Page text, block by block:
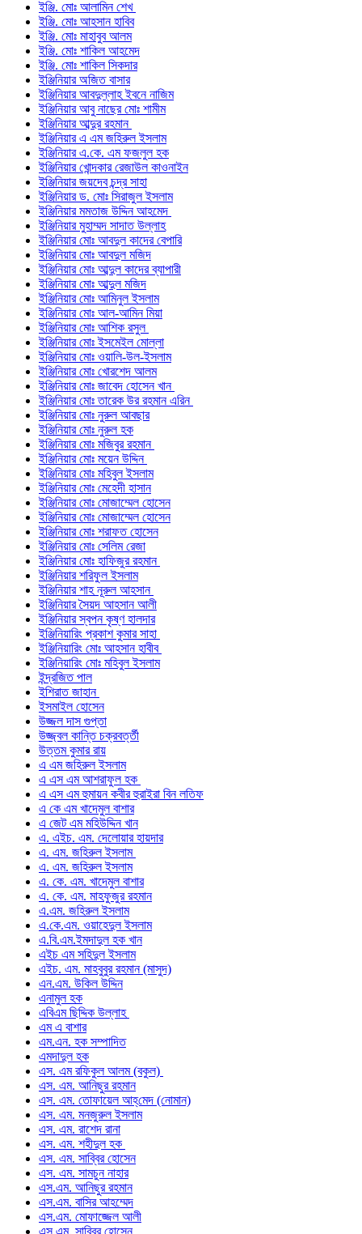
ইঞ্জি. মোঃ আলামিন শেখ
ইঞ্জি. মোঃ আহসান হাবিব
ইঞ্জি. মোঃ মাহাবুব আলম
ইঞ্জি. মোঃ শাকিল আহমেদ
ইঞ্জি. মোঃ শাকিল সিকদার
ইঞ্জিনিয়ার অজিত বাসার
ইঞ্জিনিয়ার আবদুল্লাহ ইবনে নাজিম
ইঞ্জিনিয়ার আবু নাছের মোঃ শামীম
ইঞ্জিনিয়ার আব্দুর রহমান
ইঞ্জিনিয়ার এ এম জহিরুল ইসলাম
ইঞ্জিনিয়ার এ.কে. এম ফজলুল হক
ইঞ্জিনিয়ার খোন্দকার রেজাউল কাওনাইন
ইঞ্জিনিয়ার জয়দেব চন্দ্র সাহা
ইঞ্জিনিয়ার ড. মোঃ সিরাজুল ইসলাম
ইঞ্জিনিয়ার মমতাজ উদ্দিন আহমেদ
ইঞ্জিনিয়ার মুহাম্মদ সাদাত উল্লাহ
ইঞ্জিনিয়ার মোঃ আবদুল কাদের বেপারি
ইঞ্জিনিয়ার মোঃ আবদুল মজিদ
ইঞ্জিনিয়ার মোঃ আব্দুল কাদের ব্যাপারী
ইঞ্জিনিয়ার মোঃ আব্দুল মজিদ
ইঞ্জিনিয়ার মোঃ আমিনুল ইসলাম
ইঞ্জিনিয়ার মোঃ আল-আমিন মিয়া
ইঞ্জিনিয়ার মোঃ আশিক রসুল
ইঞ্জিনিয়ার মোঃ ইসমেইল মোল্লা
ইঞ্জিনিয়ার মোঃ ওয়ালি-উল-ইসলাম
ইঞ্জিনিয়ার মোঃ খোরশেদ আলম
ইঞ্জিনিয়ার মোঃ জাবেদ হোসেন খান
ইঞ্জিনিয়ার মোঃ তারেক উর রহমান এরিন
ইঞ্জিনিয়ার মোঃ নুরুল আবছার
ইঞ্জিনিয়ার মোঃ নুরুল হক
ইঞ্জিনিয়ার মোঃ মজিবুর রহমান
ইঞ্জিনিয়ার মোঃ ময়েন উদ্দিন
ইঞ্জিনিয়ার মোঃ মহিবুল ইসলাম
ইঞ্জিনিয়ার মোঃ মেহেদী হাসান
ইঞ্জিনিয়ার মোঃ মোজাম্মেল হোসেন
ইঞ্জিনিয়ার মোঃ মোজাম্মেল হোসেন
ইঞ্জিনিয়ার মোঃ শরাফত হোসেন
ইঞ্জিনিয়ার মোঃ সেলিম রেজা
ইঞ্জিনিয়ার মোঃ হাফিজুর রহমান
ইঞ্জিনিয়ার শরিফুল ইসলাম
ইঞ্জিনিয়ার শাহ নূরুল আহসান
ইঞ্জিনিয়ার সৈয়দ আহসান আলী
ইঞ্জিনিয়ার স্বপন কৃষ্ণ হালদার
ইঞ্জিনিয়ারিং প্রকাশ কুমার সাহা
ইঞ্জিনিয়ারিং মোঃ আহসান হাবীব
ইঞ্জিনিয়ারিং মোঃ মহিবুল ইসলাম
ইন্দ্রজিত পাল
ইশিরাত জাহান
ইসমাইল হোসেন
উজ্জল দাস গুপ্তা
উজ্জ্বল কান্তি চক্রবর্ত্তী
উত্তম কুমার রায়
এ এম জহিরুল ইসলাম
এ এস এম আশরাফুল হক
এ এস এম হুমায়ন কবীর হুরাইরা বিন লতিফ
এ কে এম খাদেমুল বাশার
এ জেট এম মহিউদ্দিন খান
এ. এইচ. এম. দেলোয়ার হায়দার
এ. এম. জহিরুল ইসলাম
এ. এম. জহিরুল ইসলাম
এ. কে. এম. খাদেমুল বাশার
এ. কে. এম. মাহফুজুর রহমান
এ.এম. জহিরুল ইসলাম
এ.কে.এম. ওয়াহেদুল ইসলাম
এ.বি.এম.ইমদাদুল হক খান
এইচ এম সহিদুল ইসলাম
এইচ. এম. মাহবুবুর রহমান (মাসুদ)
এন.এম. উকিল উদ্দিন
এনামুল হক
এবিএম ছিদ্দিক উল্লাহ
এম এ বাশার
এম.এন. হক সম্পাদিত
এমদাদুল হক
এস. এম রফিকুল আলম (বকুল)
এস. এম. আনিছুর রহমান
এস. এম. তোফায়েল আহ্‌মেদ (নোমান)
এস. এম. মনজুরুল ইসলাম
এস. এম. রাশেদ রানা
এস. এম. শহীদুল হক
এস. এম. সাব্বির হোসেন
এস. এম. সামচুন নাহার
এস.এম. আনিছুর রহমান
এস.এম. বাসির আহম্মেদ
এস.এম. মোফাজ্জেল আলী
এস.এম. সাব্বির হোসেন